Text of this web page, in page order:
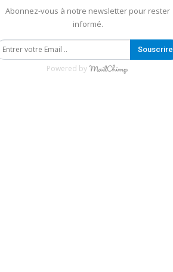
Abonnez-vous à notre newsletter pour rester
informé.
Souscrire
Powered by